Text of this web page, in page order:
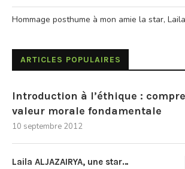
Hommage posthume à mon amie la star,
ARTICLES POPULAIRES
Introduction à l’éthique :
valeur morale fondamentale
10 septembre 2012
Laila ALJAZAIRYA, une star…